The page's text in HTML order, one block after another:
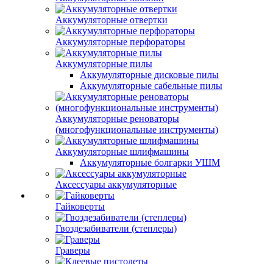
Аккумуляторные отвертки
Аккумуляторные перфораторы
Аккумуляторные пилы
Аккумуляторные дисковые пилы
Аккумуляторные сабельные пилы
Аккумуляторные реноваторы
(многофункциональные инструменты)
Аккумуляторные шлифмашины
Аккумуляторные болгарки УШМ
Аксессуары аккумуляторные
Гайковерты
Гвоздезабиватели (степлеры)
Граверы